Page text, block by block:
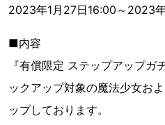
2023年1月27日16:00～2023
■内容
『有償限定 ステップアップ
ックアップ対象の魔法少女お
ップしております。